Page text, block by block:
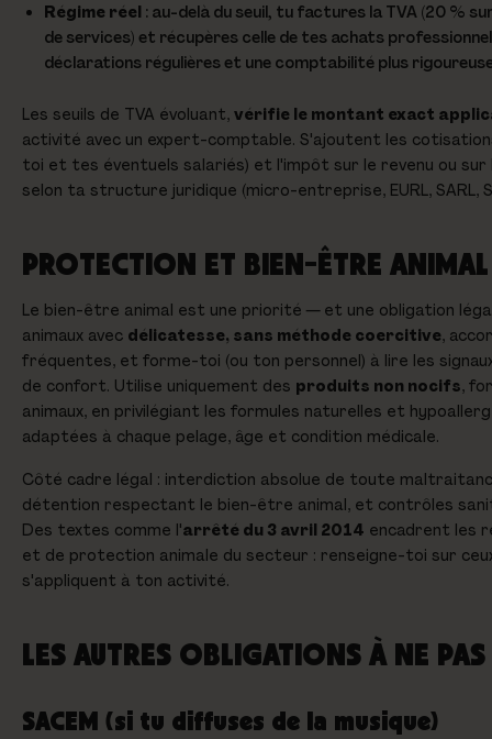
Régime réel : au-delà du seuil, tu factures la TVA (20 %
de services) et récupères celle de tes achats
déclarations régulières et une comptabilité plus
Les seuils de TVA évoluant, vérifie le montant exact
activité avec un expert-comptable. S'ajoutent les
toi et tes éventuels salariés) et l'impôt sur le revenu ou sur
selon ta structure juridique (micro-entreprise, EURL, SARL,
PROTECTION ET BIEN-ÊTRE ANIMAL
Le bien-être animal est une priorité — et une obligation
animaux avec délicatesse, sans méthode coercitive,
fréquentes, et forme-toi (ou ton personnel) à lire les
de confort. Utilise uniquement des produits non nocifs,
animaux, en privilégiant les formules naturelles et
adaptées à chaque pelage, âge et condition médicale.
Côté cadre légal : interdiction absolue de toute
détention respectant le bien-être animal, et contrôles
Des textes comme l'arrêté du 3 avril 2014 encadrent les
et de protection animale du secteur : renseigne-toi sur
s'appliquent à ton activité.
LES AUTRES OBLIGATIONS À NE
SACEM (si tu diffuses de la musique)